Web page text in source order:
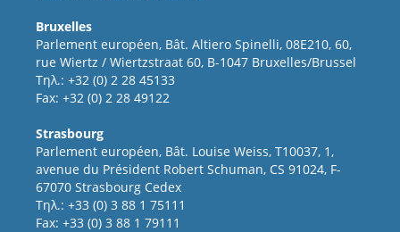
Bruxelles
Parlement européen, Bât. Altiero Spinelli, 08E210, 60,
rue Wiertz / Wiertzstraat 60, B-1047 Bruxelles/Brussel
Τηλ.: +32 (0) 2 28 45133
Fax: +32 (0) 2 28 49122
Strasbourg
Parlement européen, Bât. Louise Weiss, T10037, 1,
avenue du Président Robert Schuman, CS 91024, F-
67070 Strasbourg Cedex
Τηλ.: +33 (0) 3 88 1 75111
Fax: +33 (0) 3 88 1 79111